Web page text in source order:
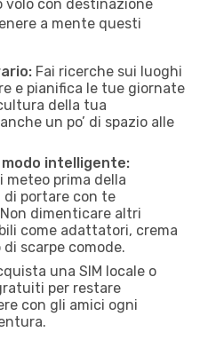
con destinazione
a mente questi
Fai ricerche sui luoghi
e pianifica le tue giornate
della tua
un po’ di spazio alle
intelligente:
meteo prima della
di portare con te
dimenticare altri
come adattatori, crema
scarpe comode.
una SIM locale o
per restare
con gli amici ogni